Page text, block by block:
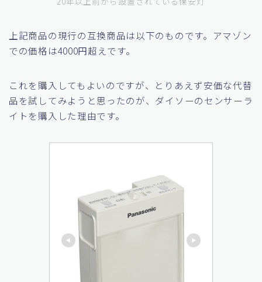
20年以上前から設置されている保安灯
上記商品の現行の互換商品は以下のものです。アマゾン
での価格は4000円超えです。